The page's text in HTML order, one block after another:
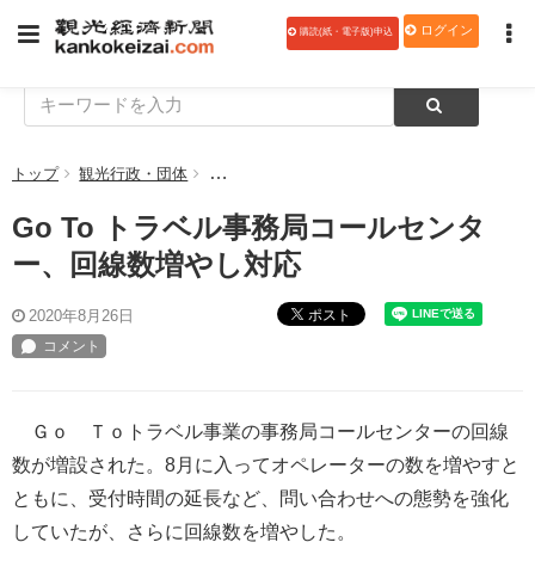
購読(紙・電子版)申込 ログイン
トップ 観光行政・団体 Go To トラベル事務局コールセンター、回線
Go To トラベル事務局コールセンタ
ー、回線数増やし対応
2020年8月26日 ポスト
Ｇｏ Ｔｏトラベル事業の事務局コールセンターの回線
数が増設された。8月に入ってオペレーターの数を増やすと
ともに、受付時間の延長など、問い合わせへの態勢を強化
していたが、さらに回線数を増やした。